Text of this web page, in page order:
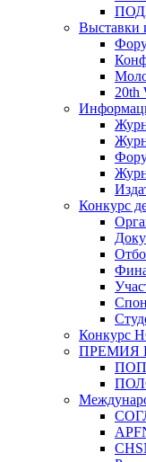
Выставки
20th
Конкурс
Конкурс
ПРЕМИЯ